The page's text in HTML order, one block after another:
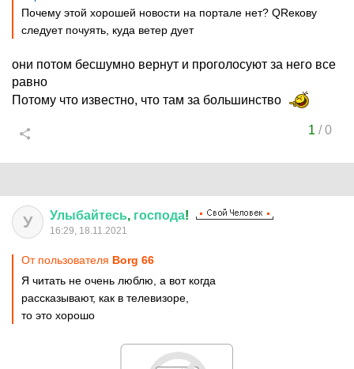
Почему этой хорошей новости на портале нет? QRекову
следует почуять, куда ветер дует
они потом бесшумно вернут и проголосуют за него все
равно
Потому что известно, что там за большинство
1 /0
У Улыбайтесь, господа!
16:29, 18.11.2021
От пользователя Borg 66
Я читать не очень люблю, а вот когда
рассказывают, как в телевизоре,
то это хорошо